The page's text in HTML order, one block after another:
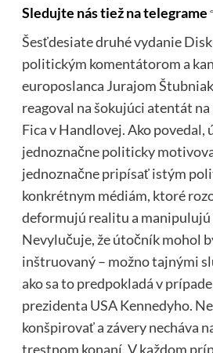
Sledujte nás tiež na telegrame
Šesťdesiate druhé vydanie
politickým komentátorom a
europoslanca Jurajom
reagoval na šokujúci atentát
Fica v Handlovej. Ako povedal,
jednoznačne politicky
jednoznačne pripísať istým
konkrétnym médiám, ktoré
deformujú realitu a manipulujú
Nevylučuje, že útočník mohol
inštruovaný – možno tajnými
ako sa to predpokladá v
prezidenta USA Kennedyho.
konšpirovať a závery necháva
trestnom konaní. V každom